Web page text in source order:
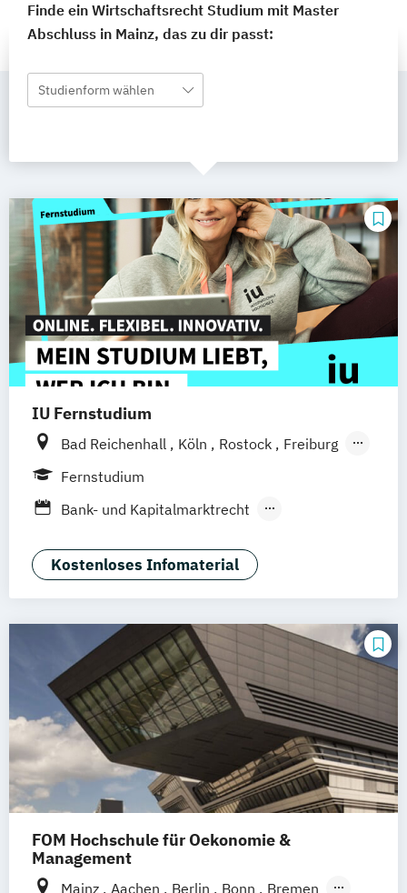
Finde ein Wirtschaftsrecht Studium mit Master
Abschluss in Mainz, das zu dir passt:
Studienform wählen
IU Fernstudium
Bad Reichenhall Köln Rostock
Freiburg
Kiel
Frankfurt am Main
Deggendorf Karlsruhe Kassel
Oberhausen Offenbach Saarbrücken
Neu-Ulm Graz Innsbruck Wien
Augsburg Freising Friedrichshafen
Klagenfurt Magdeburg Münster Trier
Würzburg
Chemnitz
deutschlandweit
Fernstudium
Bank- und Kapitalmarktrecht
Kostenloses Infomaterial
FOM Hochschule für Oekonomie &
Management
Mainz Aachen Berlin Bonn
Bremen